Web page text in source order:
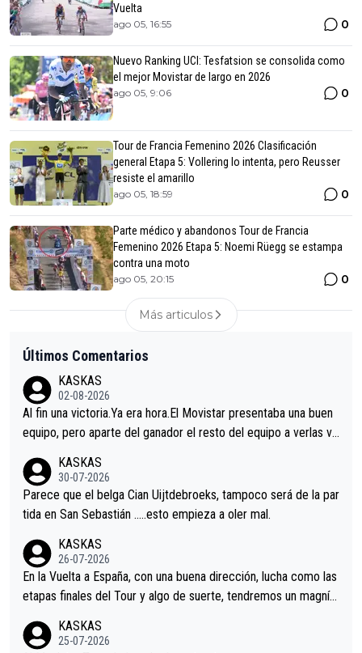
Vuelta
ago 05, 16:55 0
Nuevo Ranking UCI: Tesfatsion se consolida como
el mejor Movistar de largo en 2026
ago 05, 9:06 0
Tour de Francia Femenino 2026 Clasificación
general Etapa 5: Vollering lo intenta, pero Reusser
resiste el amarillo
ago 05, 18:59 0
Parte médico y abandonos Tour de Francia
Femenino 2026 Etapa 5: Noemi Rüegg se estampa
contra una moto
ago 05, 20:15 0
Más articulos
Últimos Comentarios
KASKAS
02-08-2026
Al fin una victoria.Ya era hora.El Movistar presentaba una buen
equipo, pero aparte del ganador el resto del equipo a verlas ve
s.La única buena noticia es la mejoría de Enric Más en San Seb
astian.Si en la Vuelta a Burgos sigue la mejoría, podríamos ten
er alguna sorpresa en la Vuelta.Ojalá.
KASKAS
30-07-2026
Parece que el belga Cian Uijtdebroeks, tampoco será de la par
tida en San Sebastián …..esto empieza a oler mal.
KASKAS
26-07-2026
En la Vuelta a España, con una buena dirección, lucha como las
etapas finales del Tour y algo de suerte, tendremos un magnífi
KASKAS
25-07-2026